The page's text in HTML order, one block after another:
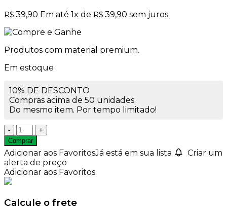
R$ 39,90 Em até 1x de R$ 39,90 sem juros
Produtos com material premium.
Em estoque
10% DE DESCONTO
Compras acima de 50 unidades.
Do mesmo item. Por tempo limitado!
Essência
Perfume
Any
Any
100ml
quantidade
Comprar
Adicionar aos FavoritosJá está em sua lista
Criar um
alerta de preço
Adicionar aos Favoritos
Calcule o frete